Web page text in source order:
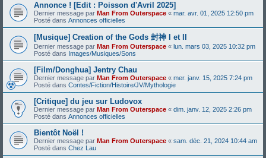
Annonce ! [Edit : Poisson d'Avril 2025]
Dernier message par Man From Outerspace « mar. avr. 01, 2025 12:50 pm
Posté dans Annonces officielles
[Musique] Creation of the Gods 封神 I et II
Dernier message par Man From Outerspace « lun. mars 03, 2025 10:32 pm
Posté dans Images/Musiques/Sons
[Film/Donghua] Jentry Chau
Dernier message par Man From Outerspace « mer. janv. 15, 2025 7:24 pm
Posté dans Contes/Fiction/Histoire/JV/Mythologie
[Critique] du jeu sur Ludovox
Dernier message par Man From Outerspace « dim. janv. 12, 2025 2:26 pm
Posté dans Annonces officielles
Bientôt Noël !
Dernier message par Man From Outerspace « sam. déc. 21, 2024 10:44 am
Posté dans Chez Lau